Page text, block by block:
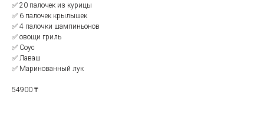
✅ 20 палочек из курицы
✅ 6 палочек крылышек
✅ 4 палочки шампиньонов
✅ овощи гриль
✅ Соус
✅ Лаваш
✅ Маринованный лук
54900 ₸